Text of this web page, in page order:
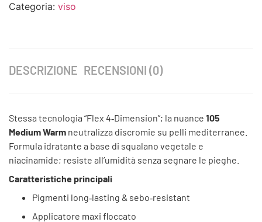
Categoria: viso
DESCRIZIONE RECENSIONI (0)
Stessa tecnologia “Flex 4‑Dimension”; la nuance 105
Medium Warm neutralizza discromie su pelli mediterranee.
Formula idratante a base di squalano vegetale e
niacinamide; resiste all’umidità senza segnare le pieghe.
Caratteristiche principali
Pigmenti long‑lasting & sebo‑resistant
Applicatore maxi floccato